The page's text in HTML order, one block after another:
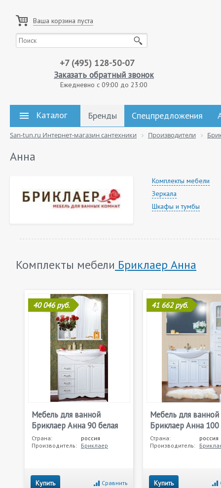
Ваша корзина пуста
+7 (495) 128-50-07
Заказать обратный звонок
Ежедневно с 09:00 до 23:00
Каталог Бренды Спецпредложения
San-tun.ru Интернет-магазин сантехники Производители
Анна
Комплекты мебели
Зеркала
Шкафы и тумбы
Комплекты мебели Бриклаер Анна
40 046 руб.
Мебель для ванной
Бриклаер Анна 90 белая
Страна:
россия
Производитель: Бриклаер
Купить Сравнить
41 662 руб.
Мебель для ванной
Бриклаер Анна 100
Страна:
россия
Производитель:
Купить